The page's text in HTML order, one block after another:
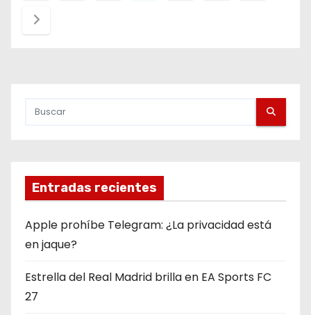
g
ó
n
d
e
Entradas recientes
Apple prohíbe Telegram: ¿La privacidad está
en jaque?
Estrella del Real Madrid brilla en EA Sports FC
27